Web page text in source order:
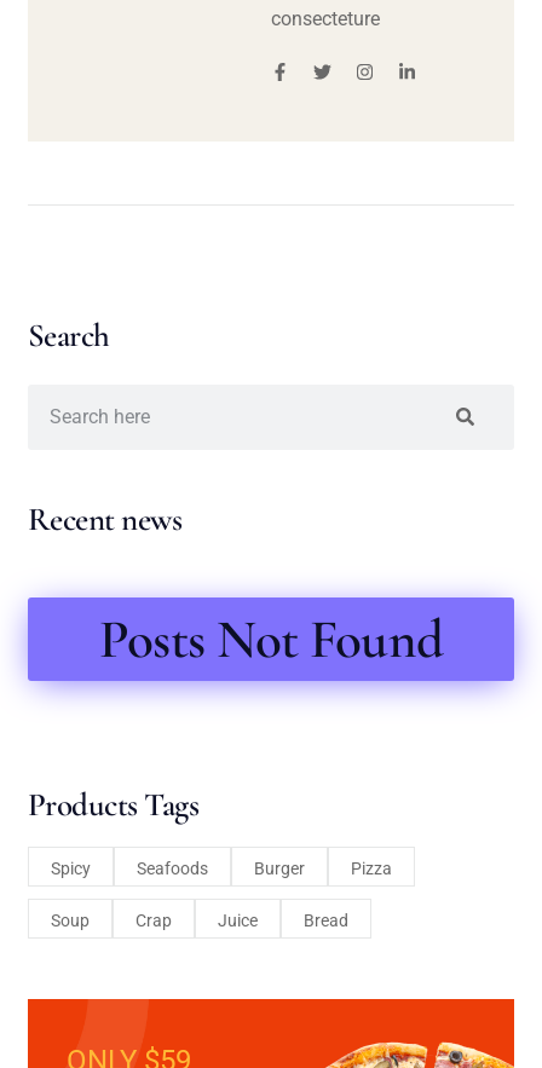
consecteture
Search
Recent news
Posts Not Found
Products Tags
Spicy Seafoods Burger Pizza
Soup Crap Juice Bread
ONLY $59